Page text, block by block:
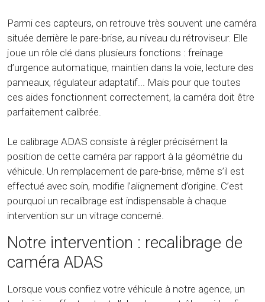
Parmi ces capteurs, on retrouve très souvent une caméra
située derrière le pare-brise, au niveau du rétroviseur. Elle
joue un rôle clé dans plusieurs fonctions : freinage
d’urgence automatique, maintien dans la voie, lecture des
panneaux, régulateur adaptatif... Mais pour que toutes
ces aides fonctionnent correctement, la caméra doit être
parfaitement calibrée.
Le calibrage ADAS consiste à régler précisément la
position de cette caméra par rapport à la géométrie du
véhicule. Un remplacement de pare-brise, même s’il est
effectué avec soin, modifie l’alignement d’origine. C’est
pourquoi un recalibrage est indispensable à chaque
intervention sur un vitrage concerné.
Notre intervention : recalibrage de
caméra ADAS
Lorsque vous confiez votre véhicule à notre agence, un